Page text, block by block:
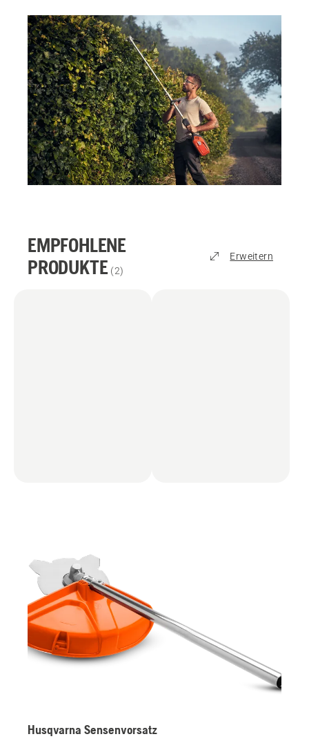
EMPFOHLENE
PRODUKTE (2)
Erweitern
Husqvarna Sensenvorsatz